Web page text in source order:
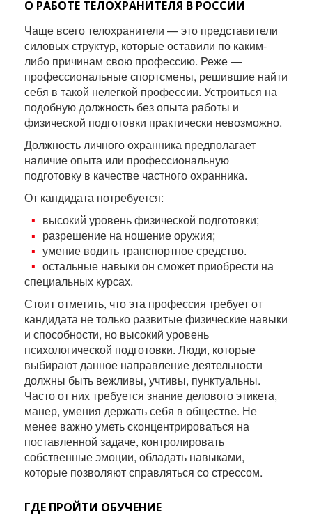
О РАБОТЕ ТЕЛОХРАНИТЕЛЯ В РОССИИ
Чаще всего телохранители — это представители
силовых структур, которые оставили по каким-
либо причинам свою профессию. Реже —
профессиональные спортсмены, решившие найти
себя в такой нелегкой профессии. Устроиться на
подобную должность без опыта работы и
физической подготовки практически невозможно.
Должность личного охранника предполагает
наличие опыта или профессиональную
подготовку в качестве частного охранника.
От кандидата потребуется:
высокий уровень физической подготовки;
разрешение на ношение оружия;
умение водить транспортное средство.
остальные навыки он сможет приобрести на
специальных курсах.
Стоит отметить, что эта профессия требует от
кандидата не только развитые физические навыки
и способности, но высокий уровень
психологической подготовки. Люди, которые
выбирают данное направление деятельности
должны быть вежливы, учтивы, пунктуальны.
Часто от них требуется знание делового этикета,
манер, умения держать себя в обществе. Не
менее важно уметь сконцентрироваться на
поставленной задаче, контролировать
собственные эмоции, обладать навыками,
которые позволяют справляться со стрессом.
ГДЕ ПРОЙТИ ОБУЧЕНИЕ